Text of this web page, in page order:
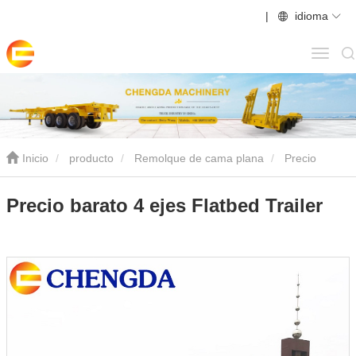
| idioma
Inicio producto Remolque de cama plana
barato 4 ejes Flatbed Trailer
Precio barato 4 ejes Flatbed Trailer